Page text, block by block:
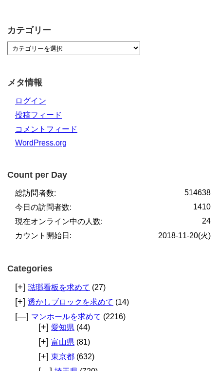
カテゴリー
メタ情報
ログイン
投稿フィード
コメントフィード
WordPress.org
Count per Day
514638
総訪問者数:
1410
今日の訪問者数:
24
現在オンライン中の人数:
2018-11-20(火)
カウント開始日:
Categories
[+] 琺瑯看板を求めて (27)
[+] 透かしブロックを求めて (14)
[—] マンホールを求めて (2216)
[+] 愛知県 (44)
[+] 富山県 (81)
[+] 東京都 (632)